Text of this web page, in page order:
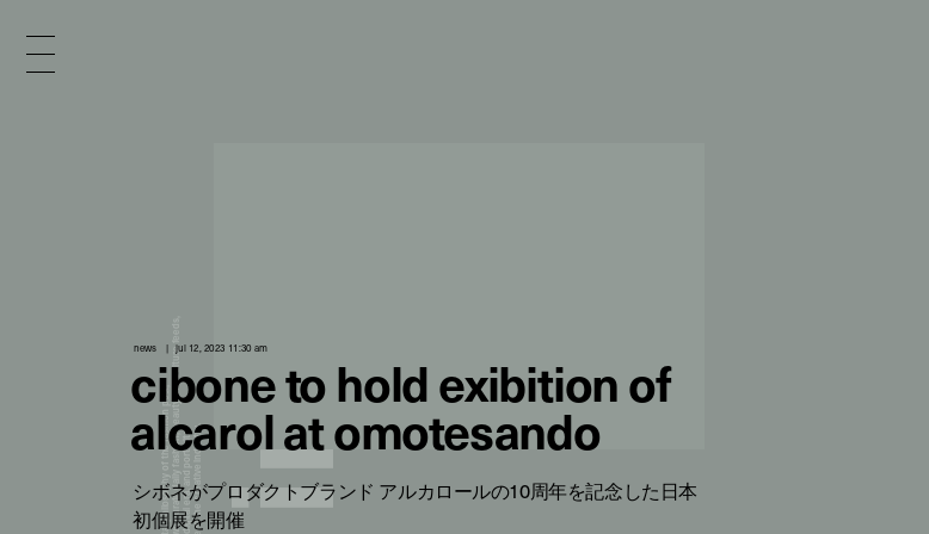
i
n
d
news jul 12, 2023 11:30 am
cibone to hold exibition of
alcarol at omotesando
シボネがプロダクトブランド アルカロールの10周年を記念した日本
初個展を開催